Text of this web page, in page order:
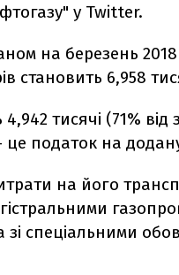
у Twitter.
на березень
становить 6,958
4,942 тисячі (71% від
податок на
на його
спеціальними